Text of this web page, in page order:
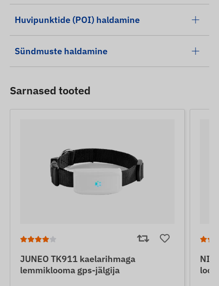
Huvipunktide (POI) haldamine
Sündmuste haldamine
Sarnased tooted
JUNEO TK911 kaelarihmaga
lemmiklooma gps-jälgija